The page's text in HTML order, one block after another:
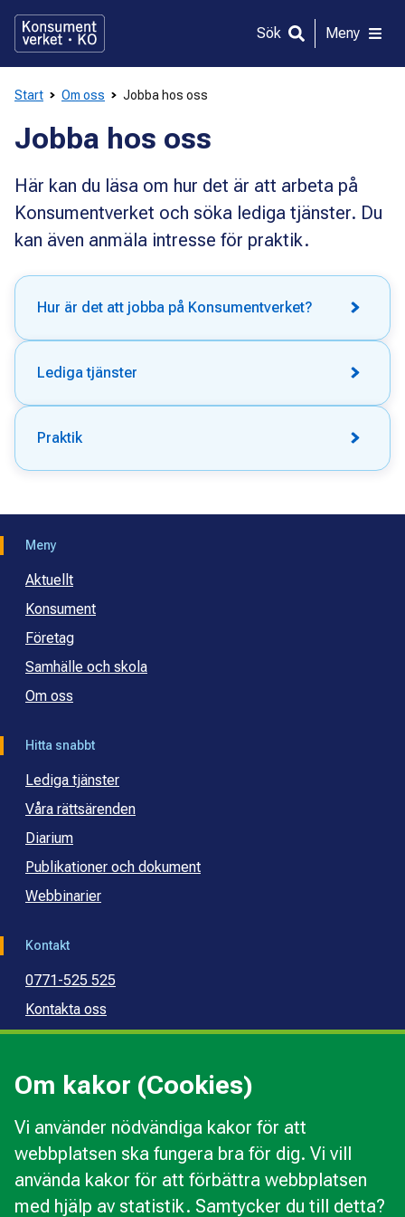
Om kakor (Cookies)
Vi använder nödvändiga kakor för att
webbplatsen ska fungera bra för dig. Vi vill
använda kakor för att förbättra webbplatsen
med hjälp av statistik. Samtycker du till detta?
direkt
innehållet
Sök Meny
Start Om oss Jobba hos oss
Jobba hos oss
Här kan du läsa om hur det är att arbeta på
Konsumentverket och söka lediga tjänster. Du
kan även anmäla intresse för praktik.
Hur är det att jobba på Konsumentverket?
Lediga tjänster
Praktik
Meny
Aktuellt
Konsument
Företag
Samhälle och skola
Om oss
Hitta snabbt
Lediga tjänster
Våra rättsärenden
Diarium
Publikationer och dokument
Webbinarier
Kontakt
0771-525 525
Kontakta oss
Press
Kommunal budget- och skuldrådgivning